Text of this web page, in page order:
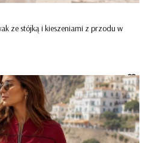
ze stójką i kieszeniami z przodu w